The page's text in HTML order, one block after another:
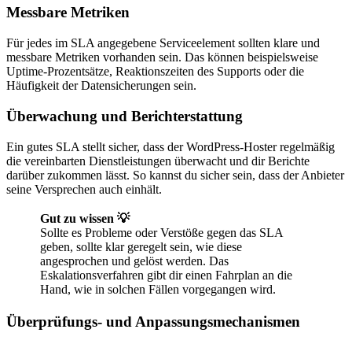
Messbare Metriken
Für jedes im SLA angegebene Serviceelement sollten klare und
messbare Metriken vorhanden sein. Das können beispielsweise
Uptime-Prozentsätze, Reaktionszeiten des Supports oder die
Häufigkeit der Datensicherungen sein.
Überwachung und Berichterstattung
Ein gutes SLA stellt sicher, dass der WordPress-Hoster regelmäßig
die vereinbarten Dienstleistungen überwacht und dir Berichte
darüber zukommen lässt. So kannst du sicher sein, dass der Anbieter
seine Versprechen auch einhält.
Gut zu wissen 💡
Sollte es Probleme oder Verstöße gegen das SLA
geben, sollte klar geregelt sein, wie diese
angesprochen und gelöst werden. Das
Eskalationsverfahren gibt dir einen Fahrplan an die
Hand, wie in solchen Fällen vorgegangen wird.
Überprüfungs- und Anpassungsmechanismen